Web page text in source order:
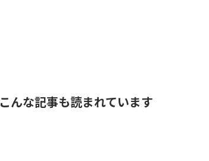
こんな記事も読まれています